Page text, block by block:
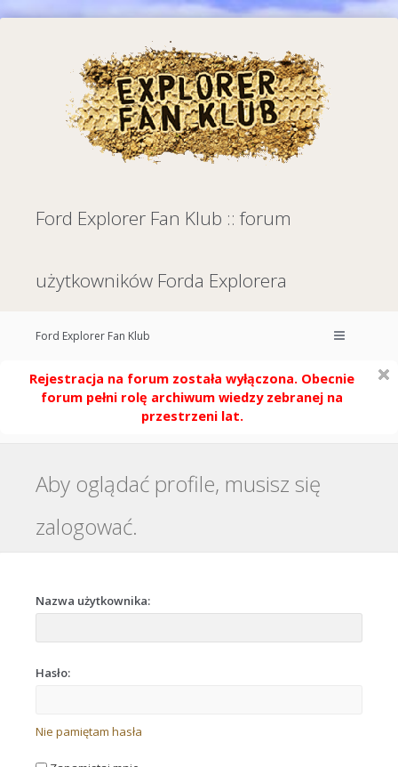
Ford Explorer Fan Klub :: forum
użytkowników Forda Explorera
Ford Explorer Fan Klub
Rejestracja na forum została wyłączona. Obecnie
forum pełni rolę archiwum wiedzy zebranej na
przestrzeni lat.
Aby oglądać profile, musisz się
zalogować.
Nazwa użytkownika:
Hasło:
Nie pamiętam hasła